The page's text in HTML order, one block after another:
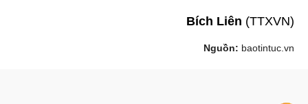
Bích Liên (TTXVN)
Nguồn: baotintuc.vn